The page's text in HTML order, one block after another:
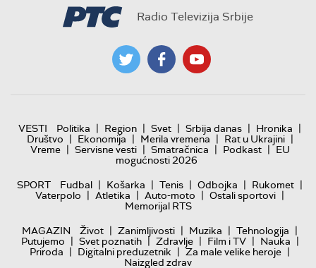
Radio Televizija Srbije
VESTI Politika | Region | Svet | Srbija danas | Hronika |
Društvo | Ekonomija | Merila vremena | Rat u Ukrajini |
Vreme | Servisne vesti | Smatračnica | Podkast | EU
mogućnosti 2026
SPORT
Fudbal | Košarka | Tenis | Odbojka | Rukomet |
Vaterpolo | Atletika | Auto-moto | Ostali sportovi |
Memorijal RTS
MAGAZIN
Život | Zanimljivosti | Muzika | Tehnologija |
Putujemo | Svet poznatih | Zdravlje | Film i TV | Nauka |
Priroda | Digitalni preduzetnik | Za male velike heroje |
Naizgled zdrav